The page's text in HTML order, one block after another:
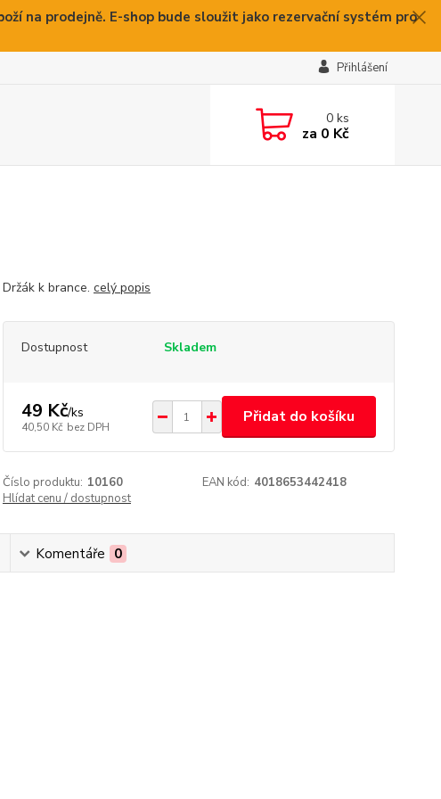
na prodejně. E-shop bude sloužit jako rezervační systém pro
Přihlášení
0ks
za 0 Kč
Držák k brance. celý popis
Dostupnost Skladem
49 Kč/ks
40,50 Kč bez DPH
Přidat do košíku
Číslo produktu: 10160 EAN kód: 4018653442418
Hlídat cenu / dostupnost
Komentáře 0